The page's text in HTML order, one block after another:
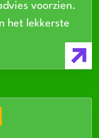
voorzien.
het lekkerste